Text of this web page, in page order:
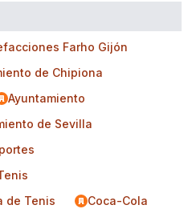
Farho Gijón
de Chipiona
Ayuntamiento
de Sevilla
de Tenis
Coca-Cola